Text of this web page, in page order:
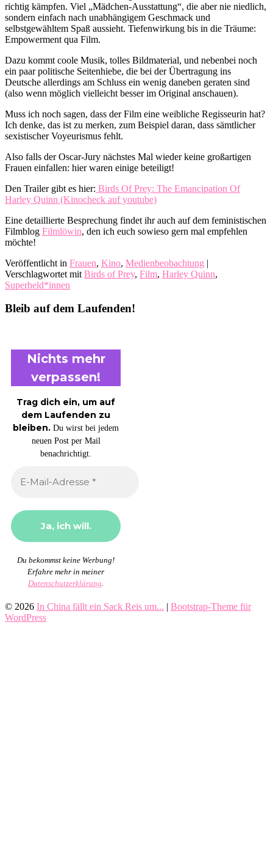
richtig kämpfen. Viel „Mädchen-Ausstattung“, die aber nie niedlich,
sondern einfach nach unabhängigem Geschmack und
selbstgewähltem Spaß aussieht. Tiefenwirkung bis in die Träume:
Empowerment qua Film.
Dazu kommt coole Musik, tolles Bildmaterial, und nebenbei noch
ein paar politische Seitenhiebe, die bei der Übertragung ins
Deutsche allerdings am Schluss ein wenig daneben geraten sind
(also wenn möglich vielleicht besser im Original anschauen).
Muss ich noch sagen, dass der Film eine weibliche Regisseurin hat?
Ich denke, das ist zu merken, zum Beispiel daran, dass sämtlicher
sexistischer Voyeurismus fehlt.
Also falls der Oscar-Jury nächstes Mal wieder keine großartigen
Frauen einfallen: hier waren einige beteiligt!
Den Trailer gibt es hier: Birds Of Prey: The Emancipation Of
Harley Quinn (Kinocheck auf youtube)
Eine detaillierte Besprechung findet ihr auch auf dem feministischen
Filmblog Filmlöwin, den ich euch sowieso gern mal empfehlen
möchte!
Veröffentlicht in Frauen, Kino, Medienbeobachtung |
Verschlagwortet mit Birds of Prey, Film, Harley Quinn,
Superheld*innen
Bleib auf dem Laufenden!
Nichts mehr
verpassen!
Trag dich ein, um auf
dem Laufenden zu
bleiben. Du wirst bei jedem
neuen Post per Mail
benachrichtigt.
Du bekommst keine Werbung!
Erfahre mehr in meiner
Datenschutzerklärung.
© 2026 In China fällt ein Sack Reis um... | Bootstrap-Theme für
WordPress